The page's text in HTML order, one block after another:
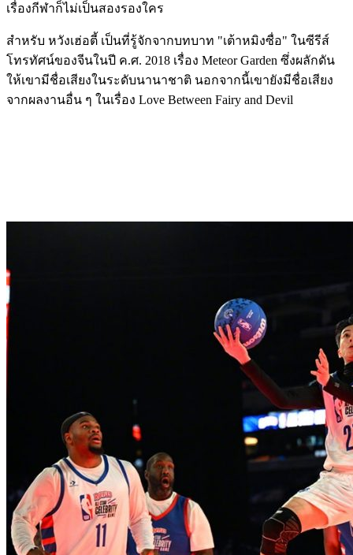
เรื่องกีฬาก็ไม่เป็นสองรองใคร
สำหรับ หวังเฮ่อตี้ เป็นที่รู้จักจากบทบาท "เต้าหมิงซื่อ" ในซีรีส์
โทรทัศน์ของจีนในปี ค.ศ. 2018 เรื่อง Meteor Garden ซึ่งผลักดัน
ให้เขามีชื่อเสียงในระดับนานาชาติ นอกจากนี้เขายังมีชื่อเสียง
จากผลงานอื่น ๆ ในเรื่อง Love Between Fairy and Devil